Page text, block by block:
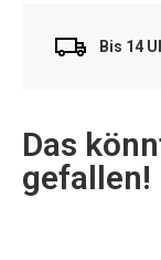
Bis 14
Das
gefallen!